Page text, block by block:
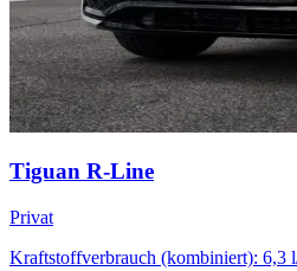
Tiguan R-Line
Privat
Kraftstoffverbrauch (kombiniert): 6,3